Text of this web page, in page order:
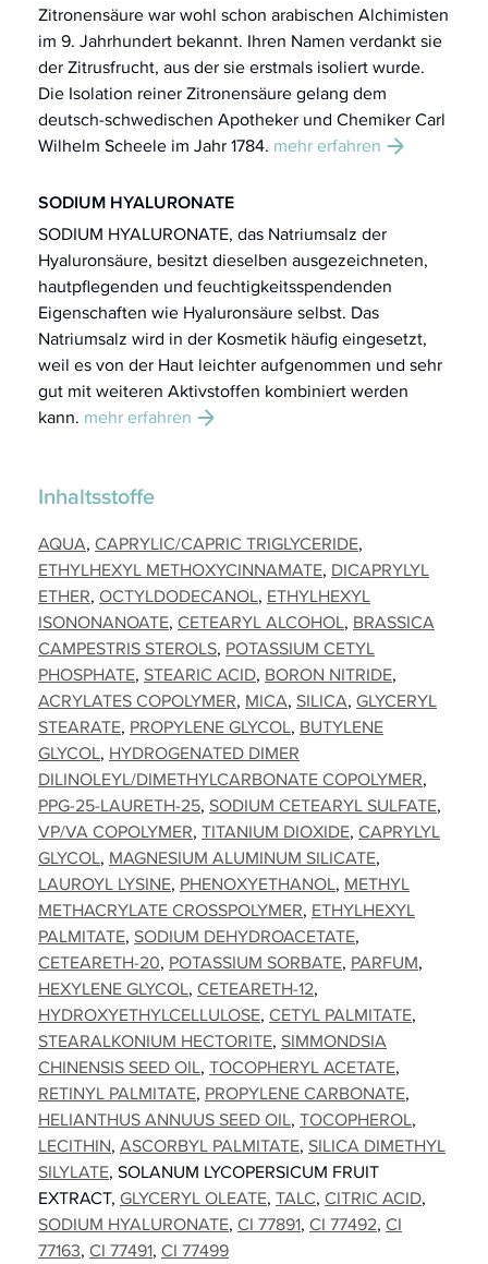
Zitronensäure war wohl schon arabischen Alchimisten
im 9. Jahrhundert bekannt. Ihren Namen verdankt sie
der Zitrusfrucht, aus der sie erstmals isoliert wurde.
Die Isolation reiner Zitronensäure gelang dem
deutsch-schwedischen Apotheker und Chemiker Carl
Wilhelm Scheele im Jahr 1784. mehr erfahren
SODIUM HYALURONATE
SODIUM HYALURONATE, das Natriumsalz der
Hyaluronsäure, besitzt dieselben ausgezeichneten,
hautpflegenden und feuchtigkeitsspendenden
Eigenschaften wie Hyaluronsäure selbst. Das
Natriumsalz wird in der Kosmetik häufig eingesetzt,
weil es von der Haut leichter aufgenommen und sehr
gut mit weiteren Aktivstoffen kombiniert werden
kann. mehr erfahren
Inhaltsstoffe
AQUA CAPRYLIC/CAPRIC TRIGLYCERIDE
ETHYLHEXYL METHOXYCINNAMATE DICAPRYLYL
ETHER OCTYLDODECANOL ETHYLHEXYL
ISONONANOATE CETEARYL ALCOHOL BRASSICA
CAMPESTRIS STEROLS POTASSIUM CETYL
PHOSPHATE STEARIC ACID BORON NITRIDE
ACRYLATES COPOLYMER MICA SILICA GLYCERYL
STEARATE PROPYLENE GLYCOL BUTYLENE
GLYCOL HYDROGENATED DIMER
DILINOLEYL/DIMETHYLCARBONATE COPOLYMER
PPG-25-LAURETH-25 SODIUM CETEARYL SULFATE
VP/VA COPOLYMER TITANIUM DIOXIDE CAPRYLYL
GLYCOL MAGNESIUM ALUMINUM SILICATE
LAUROYL LYSINE PHENOXYETHANOL METHYL
METHACRYLATE CROSSPOLYMER ETHYLHEXYL
PALMITATE SODIUM DEHYDROACETATE
CETEARETH-20 POTASSIUM SORBATE PARFUM
HEXYLENE GLYCOL CETEARETH-12
HYDROXYETHYLCELLULOSE CETYL PALMITATE
STEARALKONIUM HECTORITE SIMMONDSIA
CHINENSIS SEED OIL TOCOPHERYL ACETATE
RETINYL PALMITATE PROPYLENE CARBONATE
HELIANTHUS ANNUUS SEED OIL TOCOPHEROL
LECITHIN ASCORBYL PALMITATE SILICA DIMETHYL
SILYLATE SOLANUM LYCOPERSICUM FRUIT
EXTRACT GLYCERYL OLEATE TALC CITRIC ACID
SODIUM HYALURONATE CI 77891 CI 77492 CI
77163 CI 77491 CI 77499